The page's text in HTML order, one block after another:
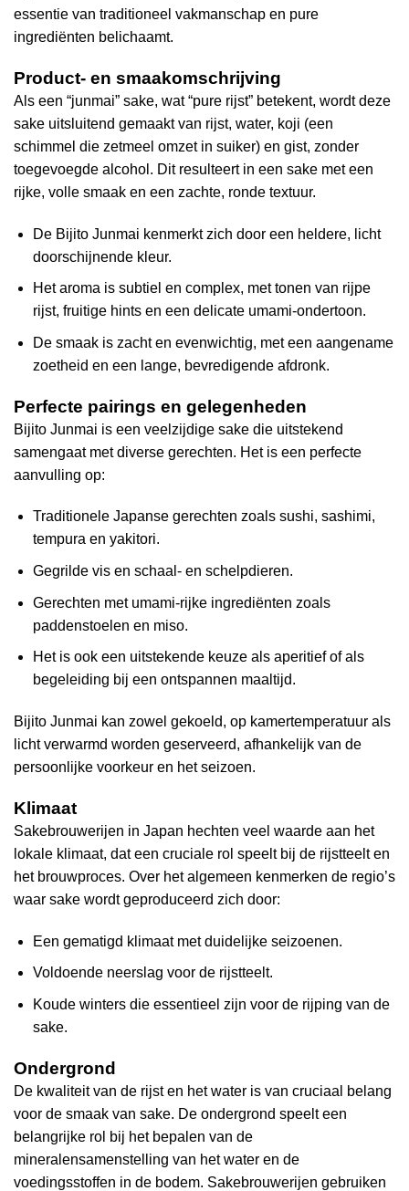
essentie van traditioneel vakmanschap en pure
ingrediënten belichaamt.
Product- en smaakomschrijving
Als een “junmai” sake, wat “pure rijst” betekent, wordt deze
sake uitsluitend gemaakt van rijst, water, koji (een
schimmel die zetmeel omzet in suiker) en gist, zonder
toegevoegde alcohol. Dit resulteert in een sake met een
rijke, volle smaak en een zachte, ronde textuur.
De Bijito Junmai kenmerkt zich door een heldere, licht
doorschijnende kleur.
Het aroma is subtiel en complex, met tonen van rijpe
rijst, fruitige hints en een delicate umami-ondertoon.
De smaak is zacht en evenwichtig, met een aangename
zoetheid en een lange, bevredigende afdronk.
Perfecte pairings en gelegenheden
Bijito Junmai is een veelzijdige sake die uitstekend
samengaat met diverse gerechten. Het is een perfecte
aanvulling op:
Traditionele Japanse gerechten zoals sushi, sashimi,
tempura en yakitori.
Gegrilde vis en schaal- en schelpdieren.
Gerechten met umami-rijke ingrediënten zoals
paddenstoelen en miso.
Het is ook een uitstekende keuze als aperitief of als
begeleiding bij een ontspannen maaltijd.
Bijito Junmai kan zowel gekoeld, op kamertemperatuur als
licht verwarmd worden geserveerd, afhankelijk van de
persoonlijke voorkeur en het seizoen.
Klimaat
Sakebrouwerijen in Japan hechten veel waarde aan het
lokale klimaat, dat een cruciale rol speelt bij de rijstteelt en
het brouwproces. Over het algemeen kenmerken de regio’s
waar sake wordt geproduceerd zich door:
Een gematigd klimaat met duidelijke seizoenen.
Voldoende neerslag voor de rijstteelt.
Koude winters die essentieel zijn voor de rijping van de
sake.
Ondergrond
De kwaliteit van de rijst en het water is van cruciaal belang
voor de smaak van sake. De ondergrond speelt een
belangrijke rol bij het bepalen van de
mineralensamenstelling van het water en de
voedingsstoffen in de bodem. Sakebrouwerijen gebruiken